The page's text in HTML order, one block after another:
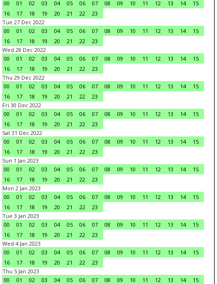
00 01 02 03 04 05 06 07 08 09 10 11 12 13 14
15
16
17 18 19 20 21 22
23
Tue 27 Dec 2022
00
01 02 03 04 05 06 07 08 09 10 11 12 13 14
15
16
17 18 19 20 21 22
23
Wed 28 Dec 2022
00
01 02 03 04 05 06 07 08 09 10 11 12 13 14
15
16
17 18 19 20 21 22
23
Thu 29 Dec 2022
00
01 02 03 04 05 06 07 08 09 10 11 12 13 14
15
16
17 18 19 20 21 22
23
Fri 30 Dec 2022
00
01 02 03 04 05 06 07 08 09 10 11 12 13 14
15
16
17 18 19 20 21 22
23
Sat 31 Dec 2022
00
01 02 03 04 05 06 07 08 09 10 11 12 13 14
15
16
17 18 19 20 21 22
23
Sun 1 Jan 2023
00
01 02 03 04 05 06 07 08 09 10 11 12 13 14
15
16
17 18 19 20 21 22
23
Mon 2 Jan 2023
00
01 02 03 04 05 06 07 08 09 10 11 12 13 14
15
16
17 18 19 20 21 22
23
Tue 3 Jan 2023
00
01 02 03 04 05 06 07 08 09 10 11 12 13 14
15
16
17 18 19 20 21 22
23
Wed 4 Jan 2023
00
01 02 03 04 05 06 07 08 09 10 11 12 13 14
15
16
17 18 19 20 21 22
23
Thu 5 Jan 2023
00
01 02 03 04 05 06 07 08 09 10 11 12 13 14
15